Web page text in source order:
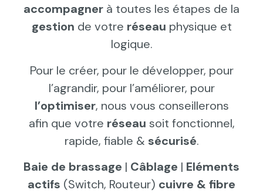
accompagner à toutes les étapes de la
gestion de votre réseau physique et
logique.
Pour le créer, pour le développer, pour
l’agrandir, pour l’améliorer, pour
l’optimiser, nous vous conseillerons
afin que votre réseau soit fonctionnel,
rapide, fiable & sécurisé.
Baie de brassage | Câblage | Eléments
actifs (Switch, Routeur) cuivre & fibre